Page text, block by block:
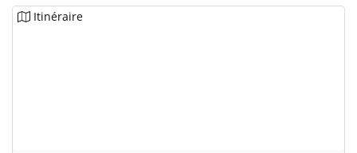
Itinéraire